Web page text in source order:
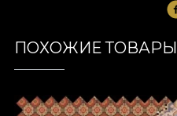
ПОХОЖИЕ ТОВАРЫ